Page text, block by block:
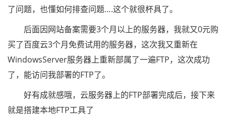
了问题，也懂如何排查问题….这个就很杯具了。
后面因网站备案需要3个月以上的服务器，我就又0元购
买了百度云3个月免费试用的服务器，这次我又重新在
WindowsServer服务器上重新部属了一遍FTP，这次成功
了，能访问我部署的FTP了。
好有成就感哦，云服务器上的FTP部署完成后，接下来
就是搭建本地FTP工具了